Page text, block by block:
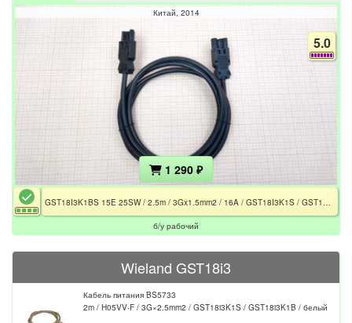
Китай 2014
5.0
1 290 ₽
GST18I3K1BS 15E 25SW / 2.5m / 3Gx1.5mm2 / 16A / GST18I3K1S / GST18I3K1B / Чёрный
б/у рабочий
Wieland GST18i3
Кабель питания BS5733
2m / H05VV-F / 3G×2.5mm2 / GST18i3K1S / GST18i3K1B / белый